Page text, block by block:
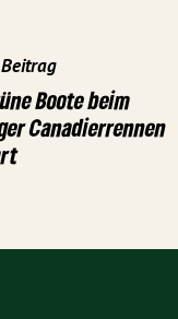
Boote beim
Canadierrennen